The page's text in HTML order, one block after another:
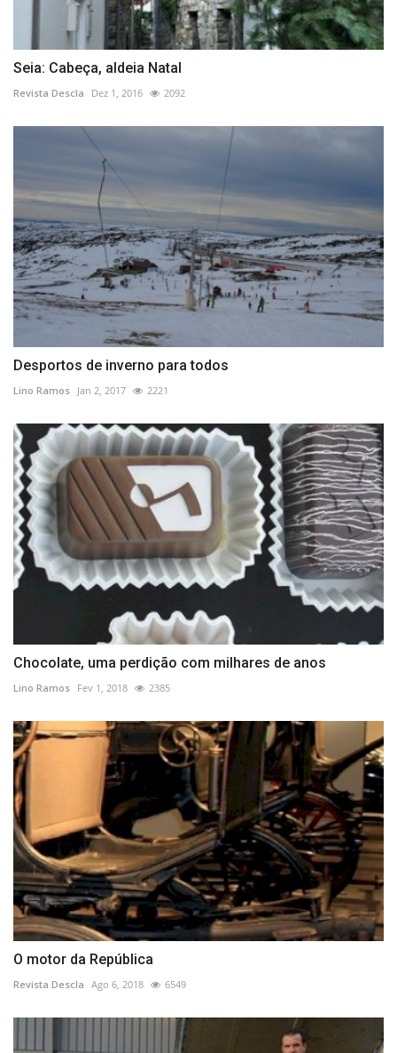
Seia: Cabeça, aldeia Natal
Revista Descla Dez 1, 2016 2092
Desportos de inverno para todos
Lino Ramos Jan 2, 2017 2221
Chocolate, uma perdição com milhares de anos
Lino Ramos Fev 1, 2018 2385
O motor da República
Revista Descla Ago 6, 2018 6549